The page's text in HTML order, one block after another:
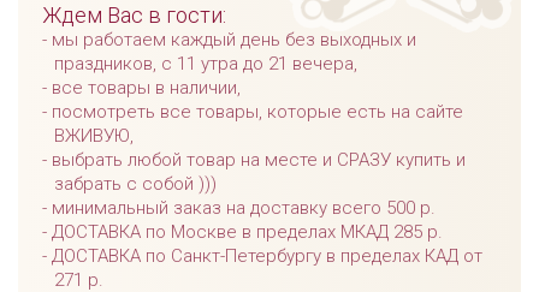
Ждем Вас в гости:
мы работаем каждый день без выходных и
праздников, с 11 утра до 21 вечера,
все товары в наличии,
посмотреть все товары, которые есть на сайте
ВЖИВУЮ,
выбрать любой товар на месте и СРАЗУ купить и
забрать с собой )))
минимальный заказ на доставку всего 500 р.
ДОСТАВКА по Москве в пределах МКАД 285 р.
ДОСТАВКА по Санкт-Петербургу в пределах КАД от
271 р.